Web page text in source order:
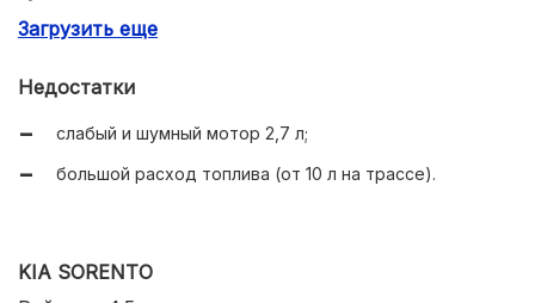
хорошая комплектация.
Загрузить еще
Недостатки
слабый и шумный мотор 2,7 л;
большой расход топлива (от 10 л на трассе).
KIA SORENTO